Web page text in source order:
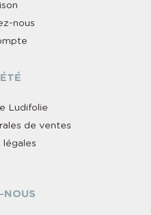
nous
Ludifolie
de ventes
légales
NOUS